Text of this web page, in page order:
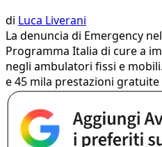
di Luca Liverani
La denuncia di Emergency
Programma Italia di cure a
negli ambulatori fissi e
e 45 mila prestazioni gratuite